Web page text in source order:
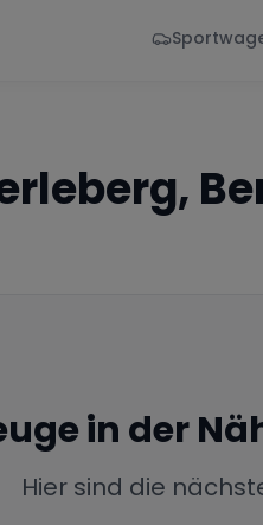
in der
Hier sind die